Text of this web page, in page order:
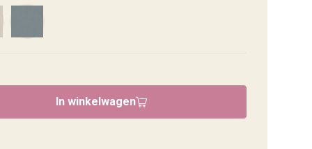
In winkelwagen